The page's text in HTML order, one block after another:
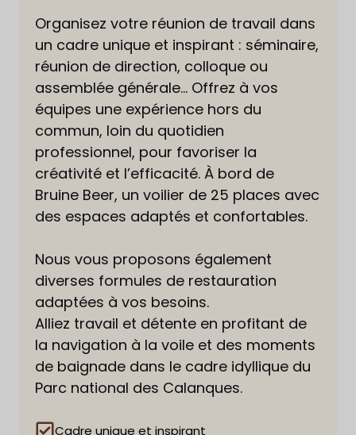
Organisez votre réunion de travail dans
un cadre unique et inspirant : séminaire,
réunion de direction, colloque ou
assemblée générale… Offrez à vos
équipes une expérience hors du
commun, loin du quotidien
professionnel, pour favoriser la
créativité et l’efficacité. À bord de
Bruine Beer, un voilier de 25 places avec
des espaces adaptés et confortables.
Nous vous proposons également
diverses formules de restauration
adaptées à vos besoins.
Alliez travail et détente en profitant de
la navigation à la voile et des moments
de baignade dans le cadre idyllique du
Parc national des Calanques.
Cadre unique et inspirant